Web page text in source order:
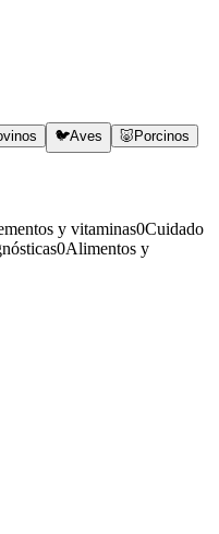
🐦Aves 🐷 Porcinos
y vitaminas0Cuidado
0Alimentos y